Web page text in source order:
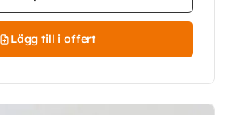
Lägg till i offert